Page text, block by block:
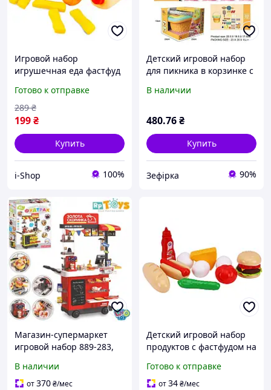
Игровой набор
игрушечная еда фастфуд
фри хот-дог курица для
детской кухни 11
элементов
Готово к отправке
199₴
289 ₴
Купить
i-Shop 100%
Детский игровой набор
для пикника в корзинке с
элемента 9184725
В наличии
480.76₴
Купить
Зефірка 90%
Магазин-супермаркет
игровой набор 889-283,
мойка-льётся вода, касса,
кофеварка, продукты
В наличии
от370₴/мес
Детский игровой набор
продуктов с фастфудом на
Комбинированный
(47770181612)
Готово к отправке
от34₴/мес